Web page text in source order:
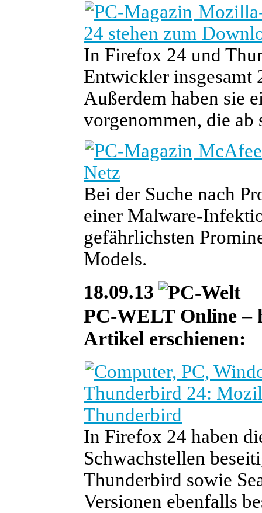
24 stehen zum
In Firefox 24 und
Entwickler insgesamt
Außerdem haben sie
vorgenommen, die
Netz
Bei der Suche nach
einer Malware-
gefährlichsten
Models.
18.09.13
PC-WELT Online –
Artikel erschienen:
Thunderbird 24:
Thunderbird
In Firefox 24 haben
Schwachstellen
Thunderbird sowie
Versionen ebenfalls